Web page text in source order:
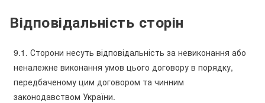
Відповідальність сторін
9.1. Сторони несуть відповідальність за невиконання або
неналежне виконання умов цього договору в порядку,
передбаченому цим договором та чинним
законодавством України.